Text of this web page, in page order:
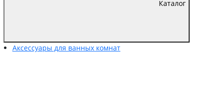
Каталог
Аксессуары для ванных комнат